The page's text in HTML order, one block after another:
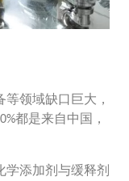
领域缺口巨大，
都是来自中国，
添加剂与缓释剂